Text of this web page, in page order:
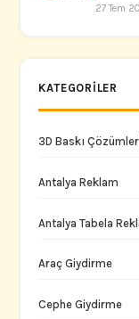
27 Tem
KATEGORILER
3D Baskı
Antalya Reklam
Antalya Tabela
Araç Giydirme
Cephe Giydirme